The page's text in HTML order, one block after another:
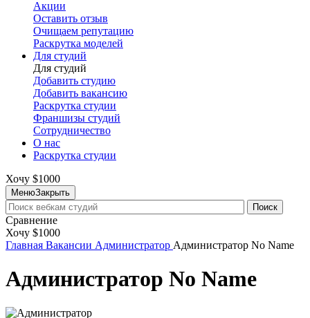
Акции
Оставить отзыв
Очищаем репутацию
Раскрутка моделей
Для студий
Для студий
Добавить студию
Добавить вакансию
Раскрутка студии
Франшизы студий
Сотрудничество
О нас
Раскрутка студии
Хочу $1000
МенюЗакрыть
Поиск
Сравнение
Хочу $1000
Главная Вакансии Администратор Администратор No Name
Администратор No Name